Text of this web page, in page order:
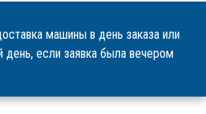
машины в день заказа или
если заявка была вечером